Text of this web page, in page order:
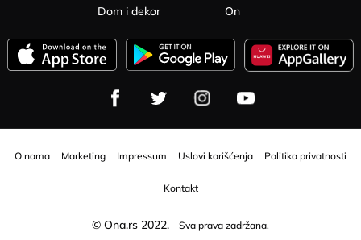
Dom i dekor On
O nama Marketing Impressum Uslovi korišćenja Politika privatnosti
Kontakt
© Ona.rs 2022. Sva prava zadržana.